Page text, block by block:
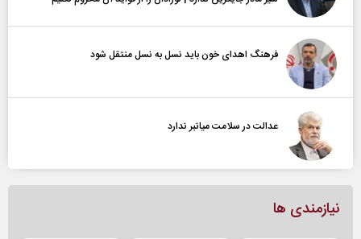
فرهنگ اهدای خون باید نسل به نسل منتقل شود
عدالت در سلامت میانبر ندارد
نیازمندی ها